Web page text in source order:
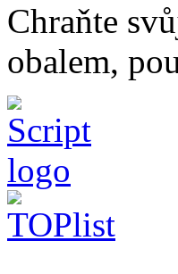
Chraňte
obalem,